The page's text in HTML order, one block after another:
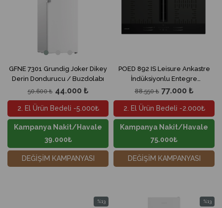
GFNE 7301 Grundig Joker Dikey
Derin Dondurucu / Buzdolabı
44.000 ₺
50.600 ₺
2. El Ürün Bedeli -5.000₺
Kampanya Nakit/Havale
39.000₺
DEĞİŞİM KAMPANYASI
POED 892 IS Leisure Ankastre
İndüksiyonlu Entegre
Davlumbazlı Cam Ocak
77.000 ₺
88.550 ₺
2. El Ürün Bedeli -2.000₺
Kampanya Nakit/Havale
75.000₺
DEĞİŞİM KAMPANYASI
%13
%13